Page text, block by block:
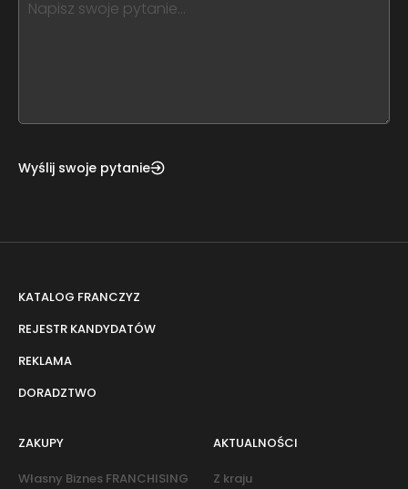
leave
Wyślij swoje pytanie
KATALOG FRANCZYZ
REJESTR KANDYDATÓW
REKLAMA
DORADZTWO
ZAKUPY
Własny Biznes FRANCHISING
AKTUALNOŚCI
Z kraju